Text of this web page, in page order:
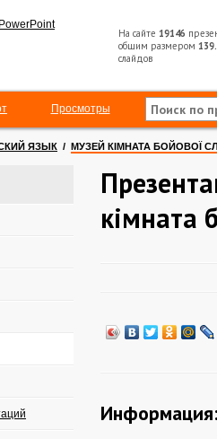
На сайте 19146
общим размером
слайдов
Просмотры
ЯЗЫК / МУЗЕЙ КІМНАТА БОЙОВОЇ
кімната
Информация: